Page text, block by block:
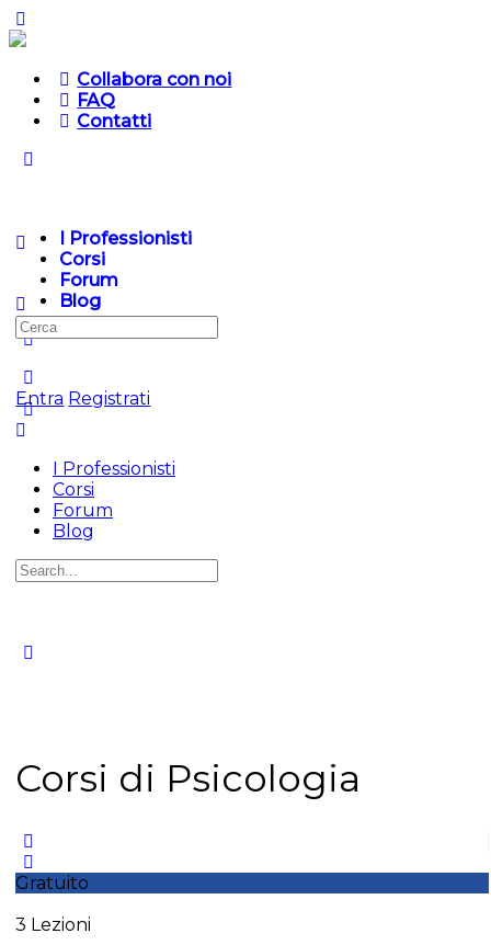
Collabora con noi
FAQ
Contatti
I Professionisti
Corsi
Forum
Blog
Entra Registrati
I Professionisti
Corsi
Forum
Blog
Corsi di Psicologia
Gratuito
3 Lezioni